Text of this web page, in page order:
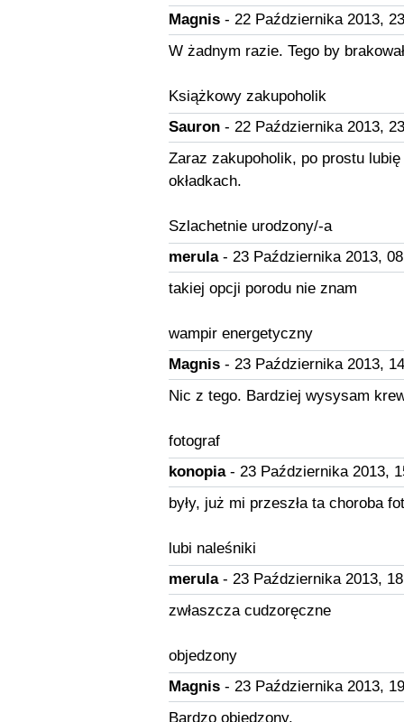
Magnis- 22 Października 2013,
W żadnym razie. Tego by
Książkowy zakupoholik
Sauron- 22 Października 2013,
Zaraz zakupoholik, po prostu lubię
okładkach.
Szlachetnie urodzony/-a
merula- 23 Października 2013,
takiej opcji porodu nie znam
wampir energetyczny
Magnis- 23 Października 2013,
Nic z tego. Bardziej wysysam
fotograf
konopia- 23 Października 2013,
były, już mi przeszła ta choroba
lubi naleśniki
merula- 23 Października 2013,
zwłaszcza cudzoręczne
objedzony
Magnis- 23 Października 2013,
Bardzo objedzony.